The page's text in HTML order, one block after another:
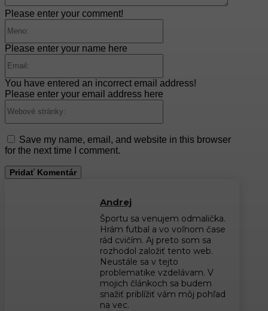
Please enter your comment!
Please enter your name here
You have entered an incorrect email address!
Please enter your email address here
Save my name, email, and website in this browser
for the next time I comment.
Andrej
Športu sa venujem odmalička.
Hrám futbal a vo voľnom čase
rád cvičím. Aj preto som sa
rozhodol založiť tento web.
Neustále sa v tejto
problematike vzdelávam. V
mojich článkoch sa budem
snažiť priblížiť vám môj pohľad
na vec.